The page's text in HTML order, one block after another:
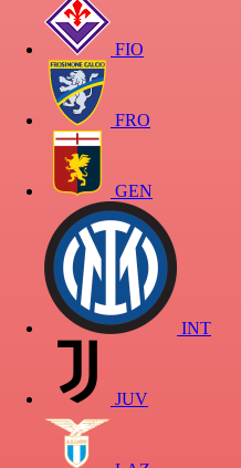
FIO
FRO
GEN
INT
JUV